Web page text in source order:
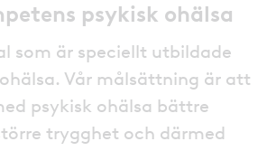
psykisk ohälsa
som är speciellt utbildade
Vår målsättning är att
psykisk ohälsa bättre
trygghet och därmed